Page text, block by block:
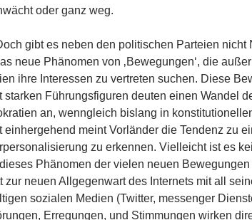
oder ganz weg.
gibt es neben den politischen Parteien nicht
neue Phänomen von ‚Bewegungen‘, die
ihre Interessen zu vertreten suchen. Diese
starken Führungsfiguren deuten einen Wandel
an, wenngleich bislang in
einhergehend meint Vorländer die Tendenz zu
zu erkennen. Vielleicht ist es
Phänomen der vielen neuen
zur neuen Allgegenwart des Internets mit all
sozialen Medien (Twitter, messenger
Erregungen, und Stimmungen wirken